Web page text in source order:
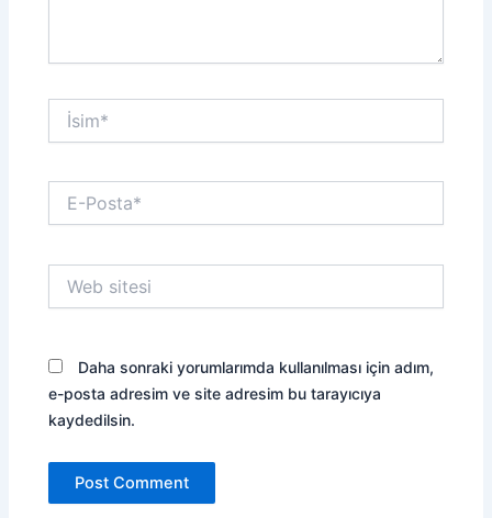
İsim*
Posta*
sitesi
Daha sonraki yorumlarımda kullanılması için adım,
e-posta adresim ve site adresim bu tarayıcıya
kaydedilsin.